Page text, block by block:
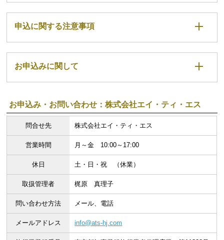
申込に関する注意事項
お申込みに関して
お申込み・お問い合わせ：株式会社エイ・ティ・エス
問合せ先 株式会社エイ・ティ・エス
営業時間 月～金 10:00～17:00
休日 土・日・祝 （休業）
取扱管理者 梶原 真理子
問い合わせ方法 メール、電話
メールアドレス info@ats-hj.com